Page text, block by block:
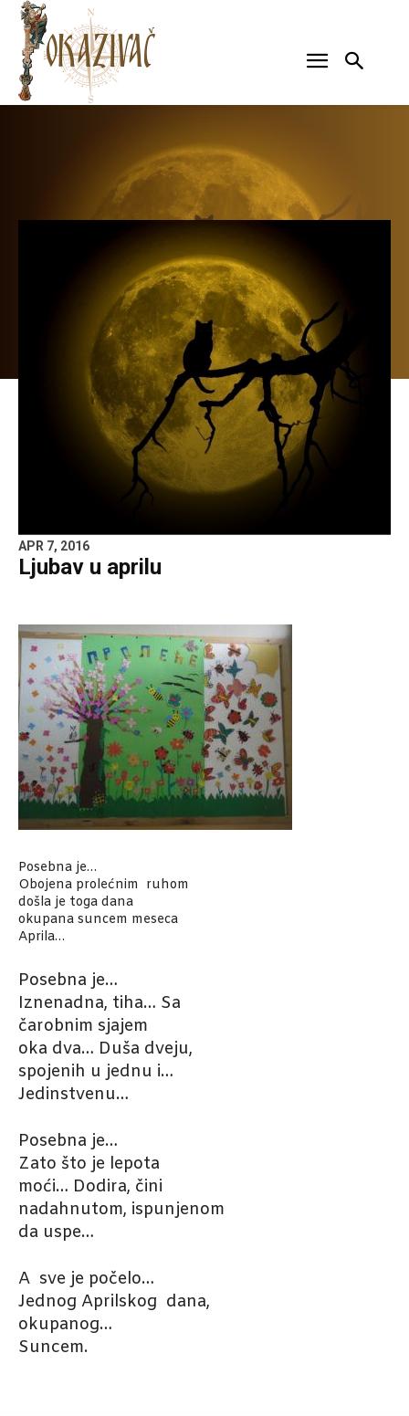
APR 7, 2016
Ljubav u aprilu
Posebna je…
Obojena prolećnim ruhom
došla je toga dana
okupana suncem meseca
Aprila…
Posebna je…
Iznenadna, tiha… Sa
čarobnim sjajem
oka dva… Duša dveju,
spojenih u jednu i…
Jedinstvenu…
Posebna je…
Zato što je lepota
moći… Dodira, čini
nadahnutom, ispunjenom
da uspe…
A sve je počelo…
Jednog Aprilskog dana,
okupanog…
Suncem.